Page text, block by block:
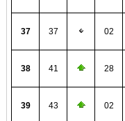
37 37 02
38 41 28
39 43 02